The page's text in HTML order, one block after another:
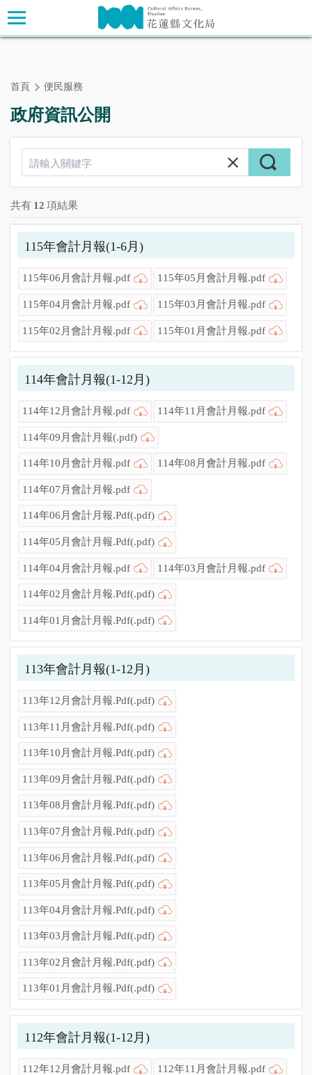
跳
到
主
主要內容區塊
首頁 便民服務
政府資訊公開
共有 12 項結果
115年會計月報(1-6月)
115年06月會計月報.pdf 115年05月會計月報.pdf
115年04月會計月報.pdf 115年03月會計月報.pdf
115年02月會計月報.pdf 115年01月會計月報.pdf
114年會計月報(1-12月)
114年12月會計月報.pdf 114年11月會計月報.pdf
114年09月會計月報(.pdf)
114年10月會計月報.pdf 114年08月會計月報.pdf
114年07月會計月報.pdf
114年06月會計月報.Pdf(.pdf)
114年05月會計月報.Pdf(.pdf)
114年04月會計月報.pdf 114年03月會計月報.pdf
114年02月會計月報.Pdf(.pdf)
114年01月會計月報.Pdf(.pdf)
113年會計月報(1-12月)
113年12月會計月報.Pdf(.pdf)
113年11月會計月報.Pdf(.pdf)
113年10月會計月報.Pdf(.pdf)
113年09月會計月報.Pdf(.pdf)
113年08月會計月報.Pdf(.pdf)
113年07月會計月報.Pdf(.pdf)
113年06月會計月報.Pdf(.pdf)
113年05月會計月報.Pdf(.pdf)
113年04月會計月報.Pdf(.pdf)
113年03月會計月報.Pdf(.pdf)
113年02月會計月報.Pdf(.pdf)
113年01月會計月報.Pdf(.pdf)
112年會計月報(1-12月)
112年12月會計月報.pdf 112年11月會計月報.pdf